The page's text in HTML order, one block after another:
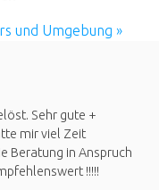
und Umgebung »
Sehr gute +
mir viel Zeit
Beratung in Anspruch
!!!!!